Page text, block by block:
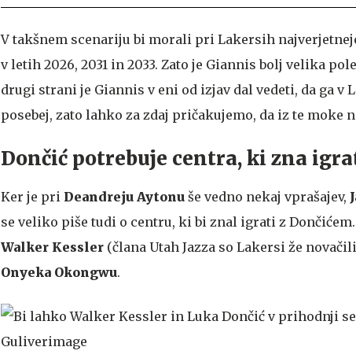
V takšnem scenariju bi morali pri Lakersih
v letih 2026, 2031 in 2033. Zato je Giannis bolj velika
drugi strani je Giannis v eni od izjav dal vedeti, da ga v
posebej, zato lahko za zdaj pričakujemo, da iz te moke
Dončić potrebuje centra, ki zna
Ker je pri Deandreju Aytonu še vedno nekaj vprašajev,
se veliko piše tudi o centru, ki bi znal igrati z
Walker Kessler (člana Utah Jazza so Lakersi že
Onyeka Okongwu.